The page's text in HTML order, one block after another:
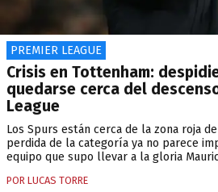
PREMIER LEAGUE
Crisis en Tottenham:
quedarse cerca del
League
Los Spurs están cerca de la zona roja
perdida de la categoría ya no parece
equipo que supo llevar a la gloria
POR LUCAS TORRE